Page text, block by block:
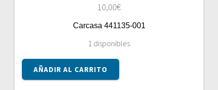
10,00€
Carcasa 441135-001
1 disponibles
Carcasa
441135-
AÑADIR AL CARRITO